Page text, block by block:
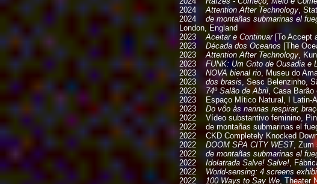
2024Attention After Technology,
2024 de montañas submarinas el
London, England
2023Aceitar e Continuar[To Accept
2023 Década dos Oceanos [The
2023Attention After Technology,
2023 FUNK: Um Grito de Ousadia e
2023 NOVA bienal rio, Museu do
2023 dos brasis, Sesc Belenzinho,
202374º Salão de Abril, Casa Barão
2023 Espaço Mítico Natural, I Latin-
2023 Do vôo às narinas respirar,
2022 Vídeo substantivo feminino,
2022 de montañas submarinas el
2022 CKD Completely Knocked
2022 DOOM SPA CITY WEST, Zum
2022 de montañas submarinas el
2022Idolatrada Salve! Salve!,
2022 World-sensing: 4 screens
2022 100 Ways to Say We, Theater